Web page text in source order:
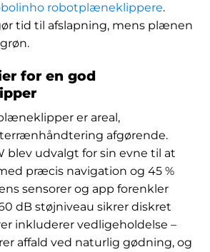
robotplæneklippere.
tid til afslapning, mens plænen
for en god
er areal,
afgørende.
blev udvalgt for sin evne til at
præcis navigation og 45 %
sensorer og app forenkler
dB støjniveau sikrer diskret
inkluderer vedligeholdelse –
affald ved naturlig gødning, og